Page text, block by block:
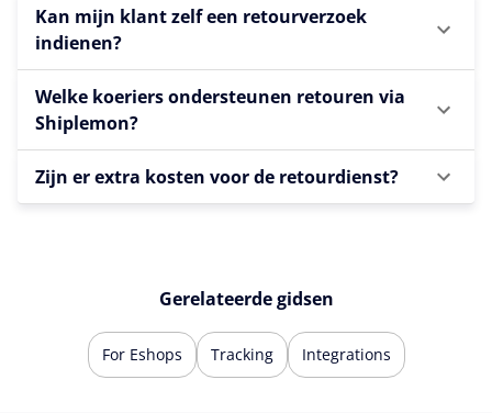
Kan mijn klant zelf een retourverzoek
indienen?
Welke koeriers ondersteunen retouren via
Shiplemon?
Zijn er extra kosten voor de retourdienst?
Gerelateerde gidsen
For Eshops Tracking Integrations